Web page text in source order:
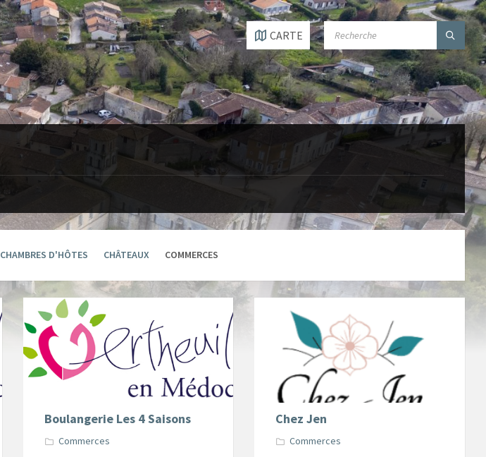
CARTE
SEARCH:
CHAMBRES D'HÔTES CHÂTEAUX COMMERCES
Boulangerie Les 4 Saisons
Commerces
Chez Jen
Commerces